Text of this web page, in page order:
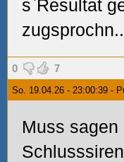
s`Resultat
0 7
So. 19.04.26 - 23:00:39 -
Muss